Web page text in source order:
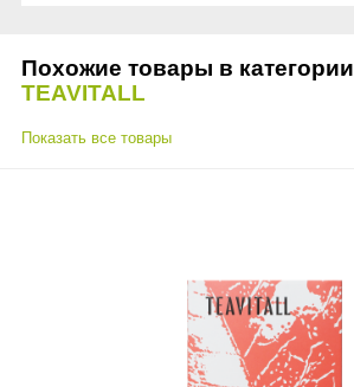
Похожие товары в категории
TEAVITALL
Показать все товары